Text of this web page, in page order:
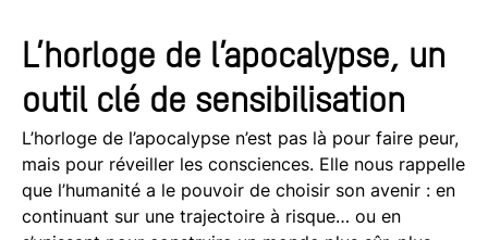
L’horloge de l’apocalypse, un
outil clé de sensibilisation
L’horloge de l’apocalypse n’est pas là pour faire peur,
mais pour réveiller les consciences. Elle nous rappelle
que l’humanité a le pouvoir de choisir son avenir : en
continuant sur une trajectoire à risque… ou en